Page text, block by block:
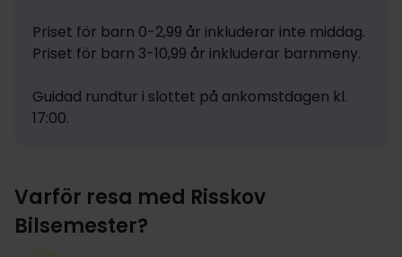
Priset för barn 0-2,99 år inkluderar inte middag.
Priset för barn 3-10,99 år inkluderar barnmeny.
Guidad rundtur i slottet på ankomstdagen kl.
17:00.
Varför resa med Risskov
Bilsemester?